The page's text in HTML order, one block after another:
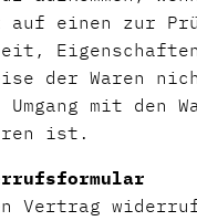
auf einen zur
der Waren
Umgang mit den
ist.
Vertrag